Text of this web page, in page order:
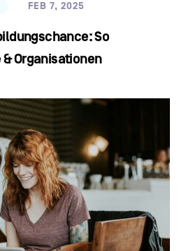
FEB 7, 2025
So
Organisationen